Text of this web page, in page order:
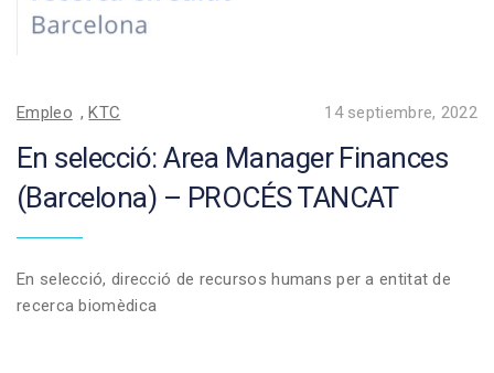
Empleo ,KTC 14 septiembre, 2022
En selecció: Area Manager Finances
(Barcelona) – PROCÉS TANCAT
En selecció, direcció de recursos humans per a entitat de
recerca biomèdica